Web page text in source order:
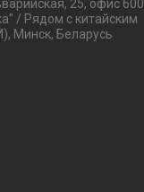
25, офис 600
/ Рядом с китайским
Минск, Беларусь